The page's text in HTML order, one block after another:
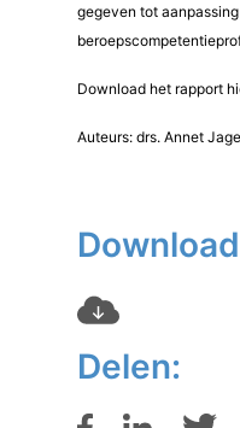
gegeven tot
Download het rapport
Auteurs: drs. Annet
Delen: